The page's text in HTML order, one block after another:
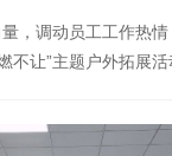
，调动员工工作热
不让”主题户外拓展